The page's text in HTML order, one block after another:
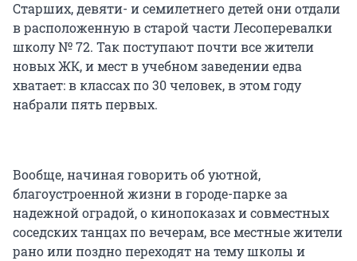
Старших, девяти- и семилетнего детей они отдали
в расположенную в старой части Лесоперевалки
школу № 72. Так поступают почти все жители
новых ЖК, и мест в учебном заведении едва
хватает: в классах по 30 человек, в этом году
набрали пять первых.
Вообще, начиная говорить об уютной,
благоустроенной жизни в городе-парке за
надежной оградой, о кинопоказах и совместных
соседских танцах по вечерам, все местные жители
рано или поздно переходят на тему школы и